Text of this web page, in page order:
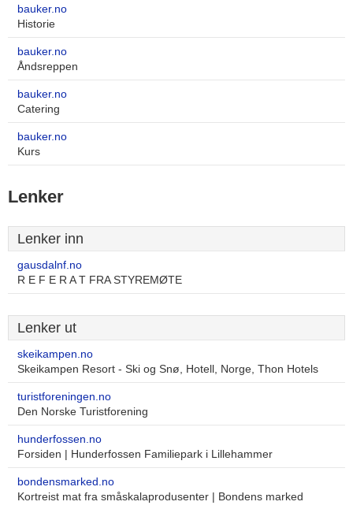
bauker.no
Historie
bauker.no
Åndsreppen
bauker.no
Catering
bauker.no
Kurs
Lenker
Lenker inn
gausdalnf.no
R E F E R A T FRA STYREMØTE
Lenker ut
skeikampen.no
Skeikampen Resort - Ski og Snø, Hotell, Norge, Thon Hotels
turistforeningen.no
Den Norske Turistforening
hunderfossen.no
Forsiden | Hunderfossen Familiepark i Lillehammer
bondensmarked.no
Kortreist mat fra småskalaprodusenter | Bondens marked